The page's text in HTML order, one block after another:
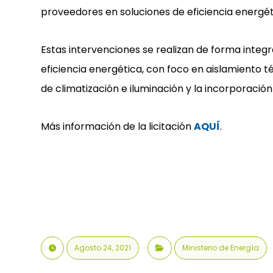
proveedores en soluciones de eficiencia
Estas intervenciones se realizan de forma
eficiencia energética, con foco en aislamiento
de climatización e iluminación y la
Más información de la licitaciónAQUÍ.
Agosto 24, 2021 Ministerio de Energía